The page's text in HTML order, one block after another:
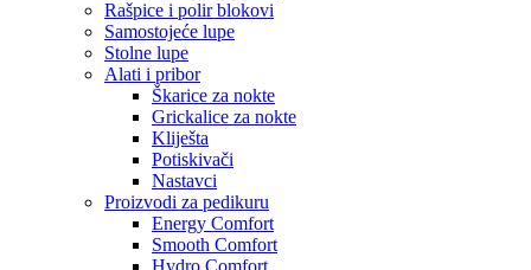
Rašpice i polir blokovi
Samostojeće lupe
Stolne lupe
Alati i pribor
Škarice za nokte
Grickalice za nokte
Kliješta
Potiskivači
Nastavci
Proizvodi za pedikuru
Energy Comfort
Smooth Comfort
Hydro Comfort